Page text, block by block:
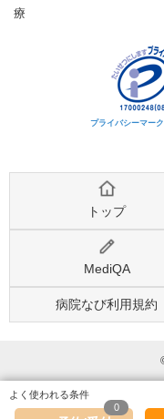
療
プライバシーマー
トップ
MediQA
病院なび利用規約
0